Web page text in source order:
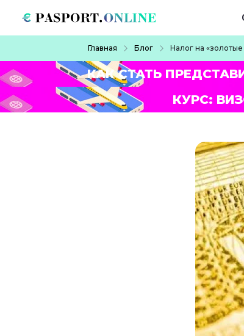
Main
Главная Блог Налог на
КАК СТАТЬ
КУРС: